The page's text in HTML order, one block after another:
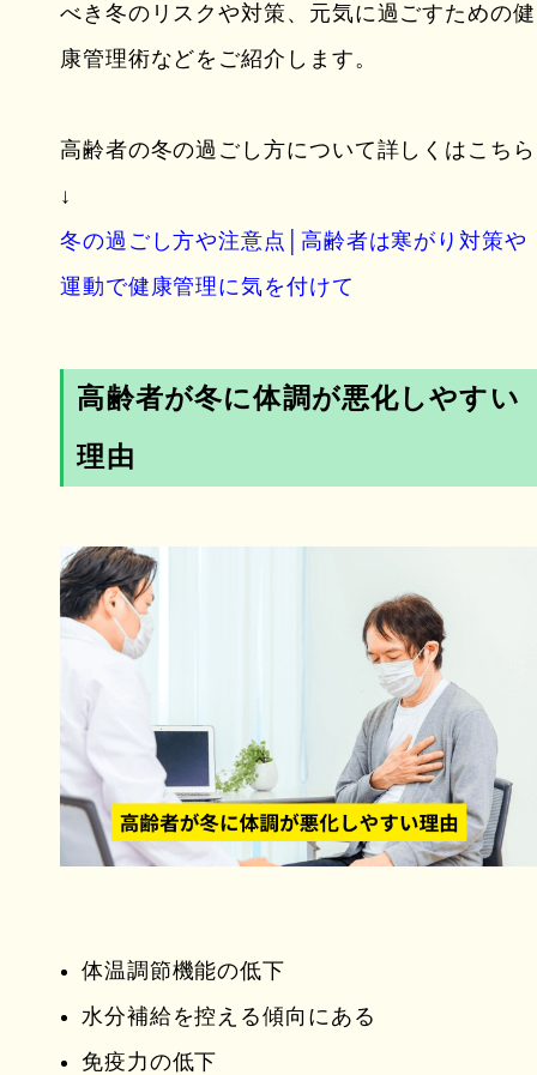
べき冬のリスクや対策、元気に過ごすための健
康管理術などをご紹介します。
高齢者の冬の過ごし方について詳しくはこちら
↓
冬の過ごし方や注意点│高齢者は寒がり対策や
運動で健康管理に気を付けて
高齢者が冬に体調が悪化しやすい
理由
体温調節機能の低下
水分補給を控える傾向にある
免疫力の低下